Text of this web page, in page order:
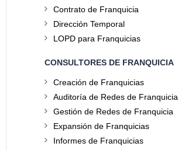
Contrato de Franquicia
Dirección Temporal
LOPD para Franquicias
CONSULTORES DE FRANQUICIA
Creación de Franquicias
Auditoría de Redes de Franquicia
Gestión de Redes de Franquicia
Expansión de Franquicias
Informes de Franquicias